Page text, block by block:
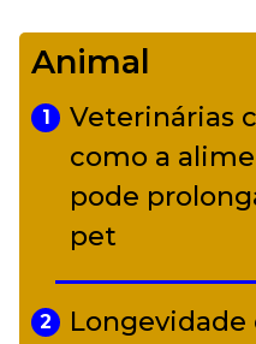
Camerata
diverso a
Adriana
alter ego
Curitiba
Animal
1
Veterinárias
como a
pode
pet
2